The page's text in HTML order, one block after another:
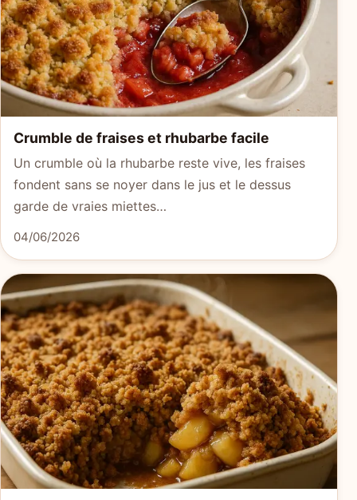
Crumble de fraises et rhubarbe facile
Un crumble où la rhubarbe reste vive, les fraises
fondent sans se noyer dans le jus et le dessus
garde de vraies miettes…
04/06/2026